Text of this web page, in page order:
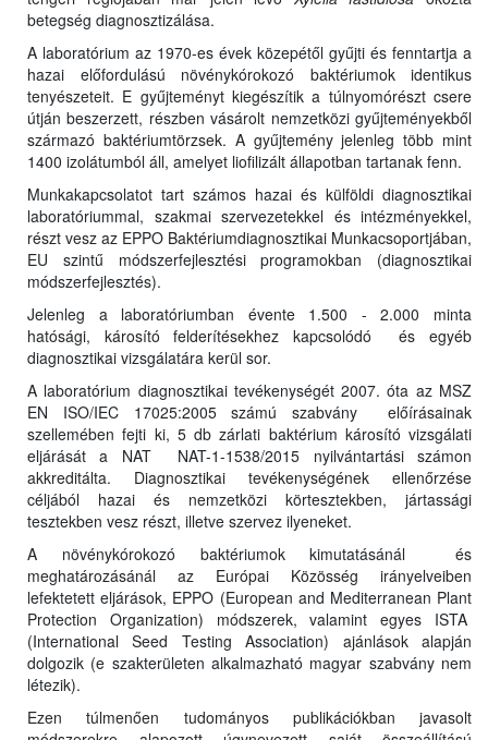
betegség diagnosztizálása.
A laboratórium az 1970-es évek közepétől gyűjti és fenntartja a
hazai előfordulású növénykórokozó baktériumok identikus
tenyészeteit. E gyűjteményt kiegészítik a túlnyomórészt csere
útján beszerzett, részben vásárolt nemzetközi gyűjteményekből
származó baktériumtörzsek. A gyűjtemény jelenleg több mint
1400 izolátumból áll, amelyet liofilizált állapotban tartanak fenn.
Munkakapcsolatot tart számos hazai és külföldi diagnosztikai
laboratóriummal, szakmai szervezetekkel és intézményekkel,
részt vesz az EPPO Baktériumdiagnosztikai Munkacsoportjában,
EU szintű módszerfejlesztési programokban (diagnosztikai
módszerfejlesztés).
Jelenleg a laboratóriumban évente 1.500 - 2.000 minta
hatósági, károsító felderítésekhez kapcsolódó és egyéb
diagnosztikai vizsgálatára kerül sor.
A laboratórium diagnosztikai tevékenységét 2007. óta az MSZ
EN ISO/IEC 17025:2005 számú szabvány előírásainak
szellemében fejti ki, 5 db zárlati baktérium károsító vizsgálati
eljárását a NAT NAT-1-1538/2015 nyilvántartási számon
akkreditálta. Diagnosztikai tevékenységének ellenőrzése
céljából hazai és nemzetközi körtesztekben, jártassági
tesztekben vesz részt, illetve szervez ilyeneket.
A növénykórokozó baktériumok kimutatásánál és
meghatározásánál az Európai Közösség irányelveiben
lefektetett eljárások, EPPO (European and Mediterranean Plant
Protection Organization) módszerek, valamint egyes ISTA
(International Seed Testing Association) ajánlások alapján
dolgozik (e szakterületen alkalmazható magyar szabvány nem
létezik).
Ezen túlmenően tudományos publikációkban javasolt